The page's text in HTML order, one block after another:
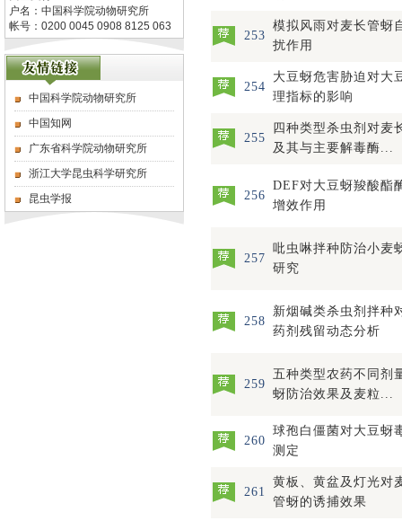
户名：中国科学院动物研究所
帐号：0200 0045 0908 8125 063
中国科学院动物研究所
中国知网
广东省科学院动物研究所
浙江大学昆虫科学研究所
昆虫学报
253
模拟风雨对麦长管蚜
扰作用
254
大豆蚜危害胁迫对大
理指标的影响
255
四种类型杀虫剂对麦
及其与主要解毒酶...
256
DEF对大豆蚜羧酸酯
增效作用
257
吡虫啉拌种防治小麦
研究
258
新烟碱类杀虫剂拌种
药剂残留动态分析
259
五种类型农药不同剂
蚜防治效果及麦粒...
260
球孢白僵菌对大豆蚜
测定
261
黄板、黄盆及灯光对
管蚜的诱捕效果